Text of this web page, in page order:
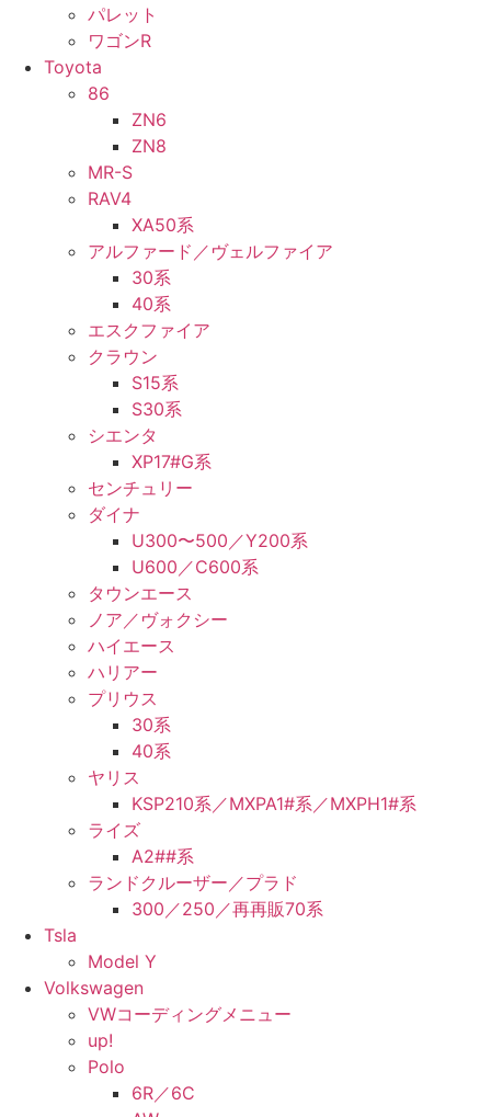
パレット
ワゴンR
Toyota
86
ZN6
ZN8
MR-S
RAV4
XA50系
アルファード／ヴェルファイア
30系
40系
エスクファイア
クラウン
S15系
S30系
シエンタ
XP17#G系
センチュリー
ダイナ
U300〜500／Y200系
U600／C600系
タウンエース
ノア／ヴォクシー
ハイエース
ハリアー
プリウス
30系
40系
ヤリス
KSP210系／MXPA1#系／MXPH1#系
ライズ
A2##系
ランドクルーザー／プラド
300／250／再再販70系
Tsla
Model Y
Volkswagen
VWコーディングメニュー
up!
Polo
6R／6C